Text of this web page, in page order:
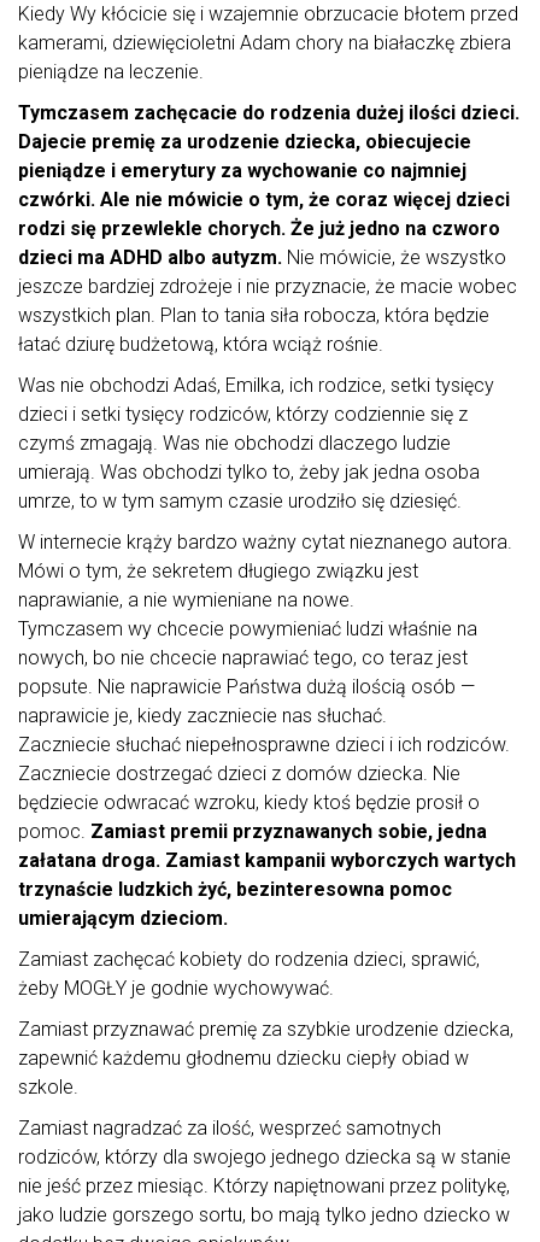
Kiedy Wy kłócicie się i wzajemnie obrzucacie błotem przed
kamerami, dziewięcioletni Adam chory na białaczkę zbiera
pieniądze na leczenie.
Tymczasem zachęcacie do rodzenia dużej ilości dzieci.
Dajecie premię za urodzenie dziecka, obiecujecie
pieniądze i emerytury za wychowanie co najmniej
czwórki. Ale nie mówicie o tym, że coraz więcej dzieci
rodzi się przewlekle chorych. Że już jedno na czworo
dzieci ma ADHD albo autyzm. Nie mówicie, że wszystko
jeszcze bardziej zdrożeje i nie przyznacie, że macie wobec
wszystkich plan. Plan to tania siła robocza, która będzie
łatać dziurę budżetową, która wciąż rośnie.
Was nie obchodzi Adaś, Emilka, ich rodzice, setki tysięcy
dzieci i setki tysięcy rodziców, którzy codziennie się z
czymś zmagają. Was nie obchodzi dlaczego ludzie
umierają. Was obchodzi tylko to, żeby jak jedna osoba
umrze, to w tym samym czasie urodziło się dziesięć.
W internecie krąży bardzo ważny cytat nieznanego autora.
Mówi o tym, że sekretem długiego związku jest
naprawianie, a nie wymieniane na nowe.
Tymczasem wy chcecie powymieniać ludzi właśnie na
nowych, bo nie chcecie naprawiać tego, co teraz jest
popsute. Nie naprawicie Państwa dużą ilością osób —
naprawicie je, kiedy zaczniecie nas słuchać.
Zaczniecie słuchać niepełnosprawne dzieci i ich rodziców.
Zaczniecie dostrzegać dzieci z domów dziecka. Nie
będziecie odwracać wzroku, kiedy ktoś będzie prosił o
pomoc. Zamiast premii przyznawanych sobie, jedna
załatana droga. Zamiast kampanii wyborczych wartych
trzynaście ludzkich żyć, bezinteresowna pomoc
umierającym dzieciom.
Zamiast zachęcać kobiety do rodzenia dzieci, sprawić,
żeby MOGŁY je godnie wychowywać.
Zamiast przyznawać premię za szybkie urodzenie dziecka,
zapewnić każdemu głodnemu dziecku ciepły obiad w
szkole.
Zamiast nagradzać za ilość, wesprzeć samotnych
rodziców, którzy dla swojego jednego dziecka są w stanie
nie jeść przez miesiąc. Którzy napiętnowani przez politykę,
jako ludzie gorszego sortu, bo mają tylko jedno dziecko w